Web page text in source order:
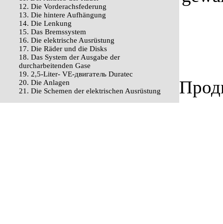
12. Die Vorderachsfederung
13. Die hintere Aufhängung
14. Die Lenkung
15. Das Bremssystem
16. Die elektrische Ausrüstung
17. Die Räder und die Disks
18. Das System der Ausgabe der
durcharbeitenden Gase
19. 2,5-Liter- VЕ-двигатель Duratec
20. Die Anlagen
21. Die Schemen der elektrischen Ausrüstung